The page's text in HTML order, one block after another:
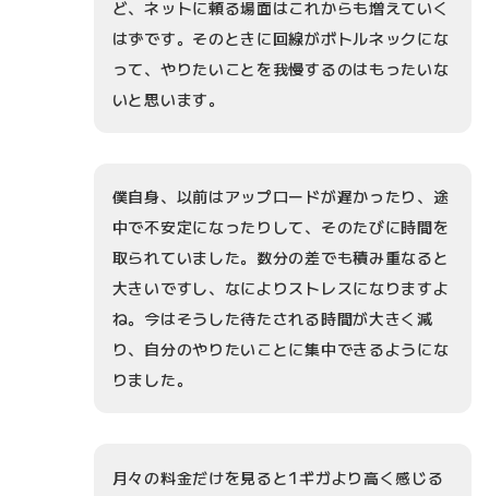
ど、ネットに頼る場面はこれからも増えていく
はずです。そのときに回線がボトルネックにな
って、やりたいことを我慢するのはもったいな
いと思います。
僕自身、以前はアップロードが遅かったり、途
中で不安定になったりして、そのたびに時間を
取られていました。数分の差でも積み重なると
大きいですし、なによりストレスになりますよ
ね。今はそうした待たされる時間が大きく減
り、自分のやりたいことに集中できるようにな
りました。
月々の料金だけを見ると1ギガより高く感じる